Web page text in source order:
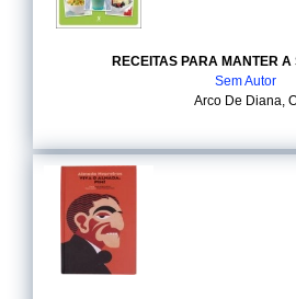
RECEITAS PARA MANTER
Sem Autor
Arco De Diana,